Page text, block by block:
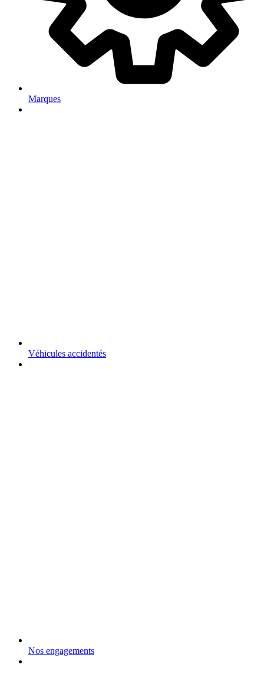
Marques
Véhicules accidentés
Nos engagements